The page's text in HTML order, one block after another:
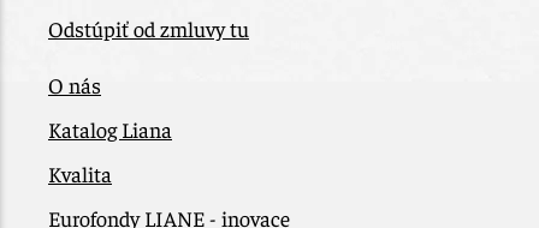
Odstúpiť od zmluvy tu
O nás
Katalog Liana
Kvalita
Eurofondy LIANE - inovace